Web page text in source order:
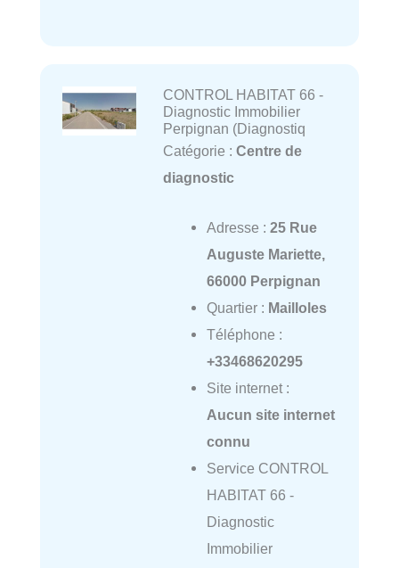
CONTROL HABITAT 66 -
Diagnostic Immobilier
Perpignan (Diagnostiq
Catégorie : Centre de
diagnostic
Adresse : 25 Rue
Auguste Mariette,
66000 Perpignan
Quartier : Mailloles
Téléphone :
+33468620295
Site internet :
Aucun site internet
connu
Service CONTROL
HABITAT 66 -
Diagnostic
Immobilier